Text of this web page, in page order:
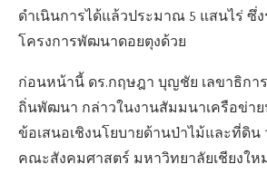
ดำเนินการได้แล้วประมาณ 5 แสนไร่ ซึ่
โครงการพัฒนาดอยตุงด้วย
ก่อนหน้านี้ ดร.กฤษฎา บุญชัย เลขาธิก
ถิ่นพัฒนา กล่าวในงานสัมมนาเครือข่า
ข้อเสนอเชิงนโยบายด้านป่าไม้และที่ดิน
คณะสังคมศาสตร์ มหาวิทยาลัยเชียงให